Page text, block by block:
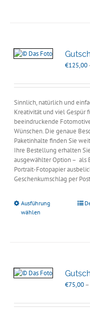
€125,00
Sinnlich, natürlich und
Kreativität und viel Gespür
beeindruckende
Wünschen. Die genaue
Paketinhalte finden Sie
Ihre Bestellung erhalten
ausgewählter Option – als
Portrait-Fotopapier
Geschenkumschlag per
Ausführung
wählen
€75,00